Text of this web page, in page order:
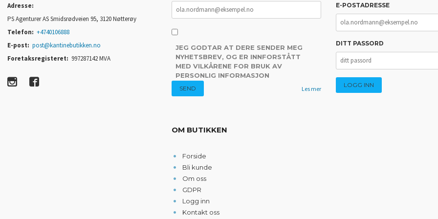
Adresse:
PS Agenturer AS Smidsrødveien 95, 3120 Nøtterøy
Telefon: +4740106888
E-post: post@kantinebutikken.no
Foretaksregisteret: 997287142 MVA
JEG GODTAR AT DERE SENDER MEG
NYHETSBREV, OG ER INNFORSTÅTT
MED VILKÅRENE FOR BRUK AV
PERSONLIG INFORMASJON
Les mer
OM BUTIKKEN
Forside
Bli kunde
Om oss
GDPR
Logg inn
Kontakt oss
E-POSTADRESSE
DITT PASSORD